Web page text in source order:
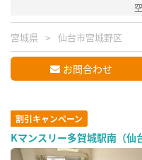
宮城県 仙台市宮城野区
お問合わせ
割引キャンペーン
Kマンスリー多賀城駅南（